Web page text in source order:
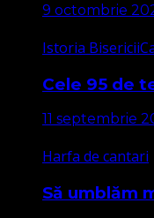
9 octombrie
Istoria Bisericii
Cele 95 de
11 septembrie
Harfa de cantari
Să umblăm